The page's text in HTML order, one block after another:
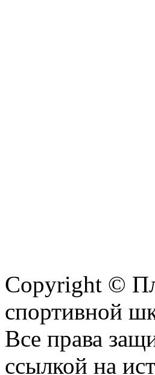
Copyright ©
спортивной
Все права
ссылкой на